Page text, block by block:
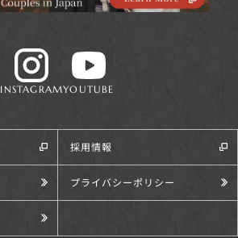
INSTAGRAMYOUTUBE
採用情報
プライバシーポリシー